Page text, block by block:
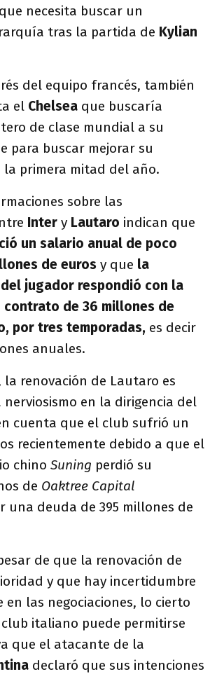
necesita buscar un
tras la partida de Kylian
del equipo francés, también
el Chelsea que buscaría
de clase mundial a su
para buscar mejorar su
la primera mitad del año.
sobre las
Inter y Lautaro indican que
un salario anual de poco
de euros y que la
jugador respondió con la
contrato de 36 millones de
por tres temporadas, es decir
anuales.
la renovación de Lautaro es
nerviosismo en la dirigencia del
cuenta que el club sufrió un
recientemente debido a que el
chino Suning perdió su
de Oaktree Capital
una deuda de 395 millones de
de que la renovación de
y que hay incertidumbre
en las negociaciones, lo cierto
italiano puede permitirse
que el atacante de la
declaró que sus intenciones